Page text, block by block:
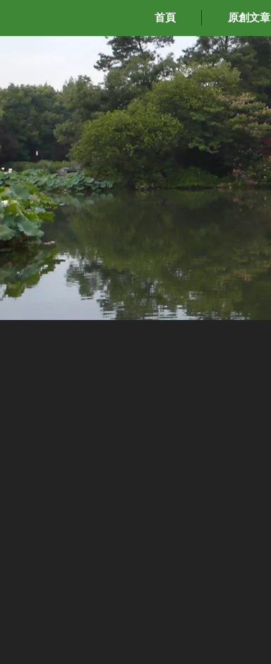
首頁 原創文章